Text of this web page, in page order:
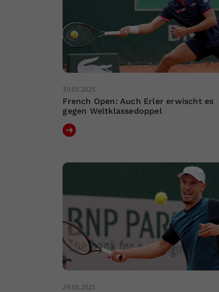
30.05.2025
French Open: Auch Erler erwischt es
gegen Weltklassedoppel
29.05.2025